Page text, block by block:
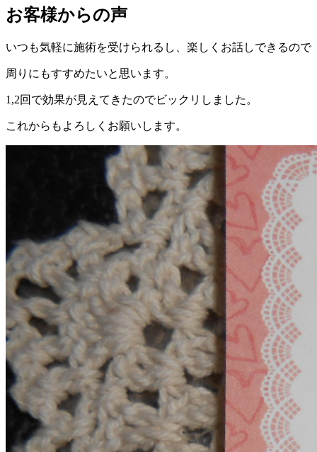
お客様からの声
いつも気軽に施術を受けられるし、楽しくお話しできるので
周りにもすすめたいと思います。
1,2回で効果が見えてきたのでビックリしました。
これからもよろしくお願いします。